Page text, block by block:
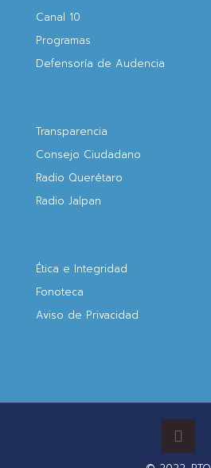
Canal 10
Programas
Defensoría de Audencia
Transparencia
Consejo Ciudadano
Radio Querétaro
Radio Jalpan
Ética e Integridad
Fonoteca
Aviso de Privacidad